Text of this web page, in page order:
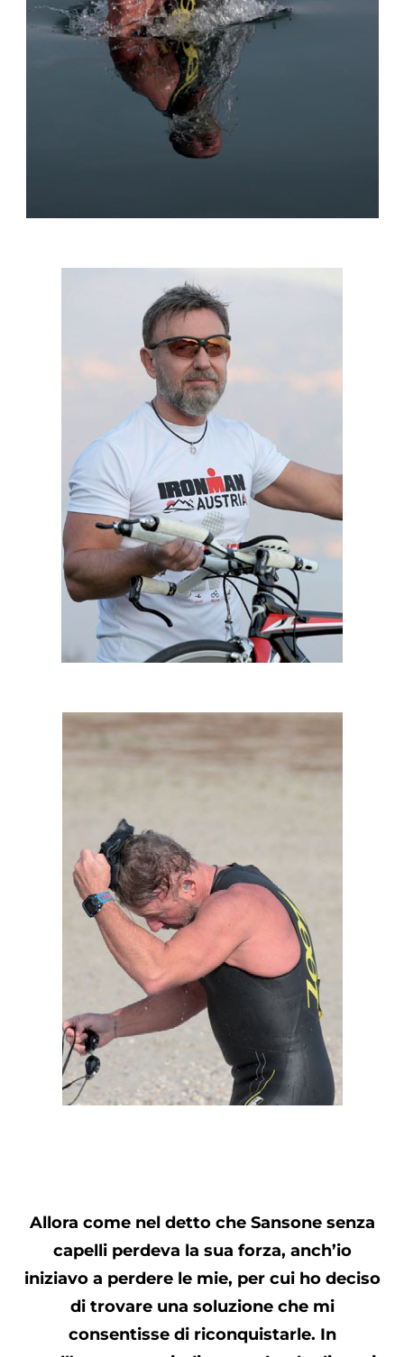
Allora come nel detto che Sansone senza
capelli perdeva la sua forza, anch’io
iniziavo a perdere le mie, per cui ho deciso
di trovare una soluzione che mi
consentisse di riconquistarle. In